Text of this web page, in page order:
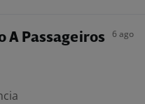
A Passageiros 6 ago